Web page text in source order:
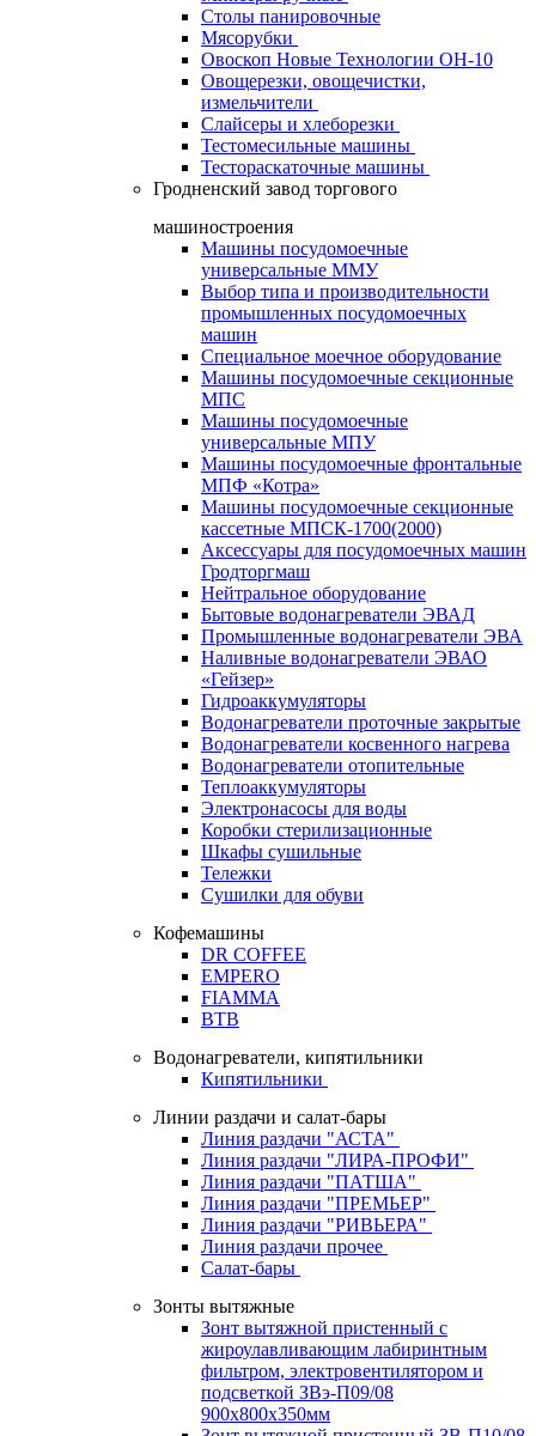
Столы панировочные
Мясорубки
Овоскоп Новые Технологии ОН-10
Овощерезки, овощечистки,
измельчители
Слайсеры и хлеборезки
Тестомесильные машины
Тестораскаточные машины
Гродненский завод торгового
машиностроения
Машины посудомоечные
универсальные ММУ
Выбор типа и производительности
промышленных посудомоечных
машин
Специальное моечное оборудование
Машины посудомоечные секционные
МПС
Машины посудомоечные
универсальные МПУ
Машины посудомоечные фронтальные
МПФ «Котра»
Машины посудомоечные секционные
кассетные МПСК-1700(2000)
Аксессуары для посудомоечных машин
Гродторгмаш
Нейтральное оборудование
Бытовые водонагреватели ЭВАД
Промышленные водонагреватели ЭВА
Наливные водонагреватели ЭВАО
«Гейзер»
Гидроаккумуляторы
Водонагреватели проточные закрытые
Водонагреватели косвенного нагрева
Водонагреватели отопительные
Теплоаккумуляторы
Электронасосы для воды
Коробки стерилизационные
Шкафы сушильные
Тележки
Сушилки для обуви
Кофемашины
DR COFFEE
EMPERO
FIAMMA
BTB
Водонагреватели, кипятильники
Кипятильники
Линии раздачи и салат-бары
Линия раздачи "АСТА"
Линия раздачи "ЛИРА-ПРОФИ"
Линия раздачи "ПАТША"
Линия раздачи "ПРЕМЬЕР"
Линия раздачи "РИВЬЕРА"
Линия раздачи прочее
Салат-бары
Зонты вытяжные
Зонт вытяжной пристенный с
жироулавливающим лабиринтным
фильтром, электровентилятором и
подсветкой ЗВэ-П09/08
900х800х350мм